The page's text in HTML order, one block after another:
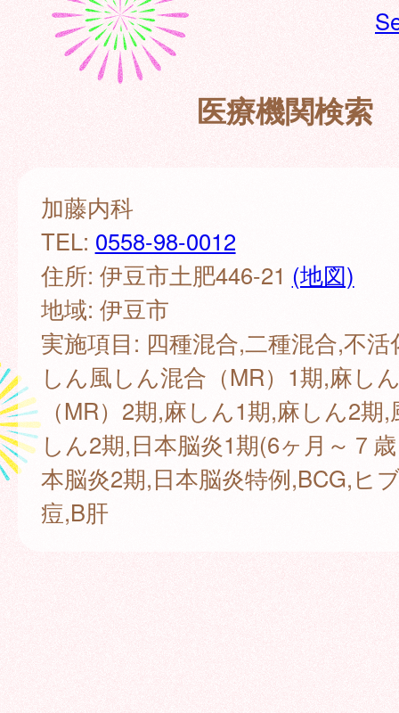
医療機関検索
加藤内科
TEL: 0558-98-0012
住所: 伊豆市土肥446-21 (地図)
地域: 伊豆市
実施項目: 四種混合,二種混合,不
しん風しん混合（MR）1期,麻し
（MR）2期,麻しん1期,麻しん2期
しん2期,日本脳炎1期(6ヶ月～７
本脳炎2期,日本脳炎特例,BCG,ヒ
痘,B肝